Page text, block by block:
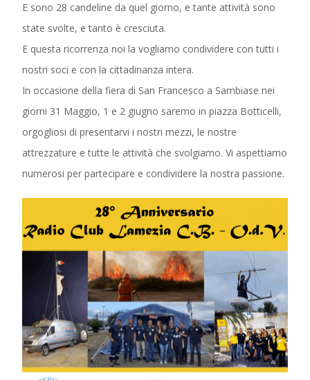
E sono 28 candeline da quel giorno, e tante attività sono
state svolte, e tanto è cresciuta.
E questa ricorrenza noi la vogliamo condividere con tutti i
nostri soci e con la cittadinanza intera.
In occasione della fiera di San Francesco a Sambiase nei
giorni 31 Maggio, 1 e 2 giugno saremo in piazza Botticelli,
orgogliosi di presentarvi i nostri mezzi, le nostre
attrezzature e tutte le attività che svolgiamo. Vi aspettiamo
numerosi per partecipare e condividere la nostra passione.